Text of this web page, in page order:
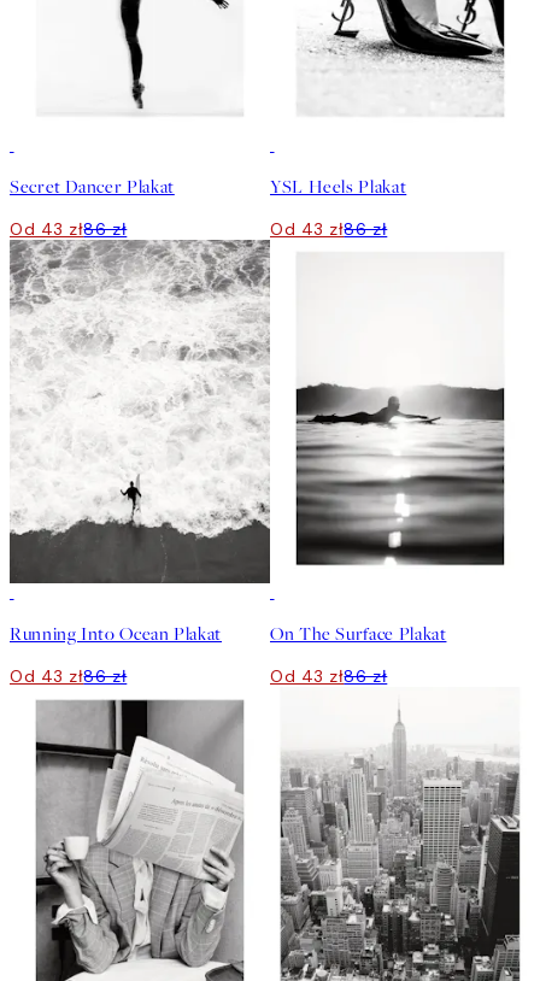
Secret Dancer Plakat
Od 43 zł86 zł
YSL Heels Plakat
Od 43 zł86 zł
Running Into Ocean Plakat
Od 43 zł86 zł
On The Surface Plakat
Od 43 zł86 zł